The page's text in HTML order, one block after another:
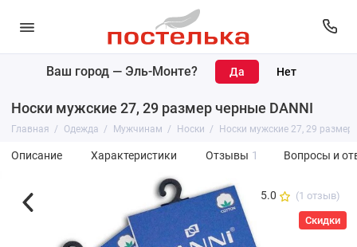
Ваш город — Эль-Монте?
Носки мужские 27, 29 размер черные DANNI
Главная Одежда Мужчинам Носки Носки мужские 27, 29 размер
Описание Характеристики Отзывы 1 Вопросы и
5.0 (1 отзыв)
Скидки